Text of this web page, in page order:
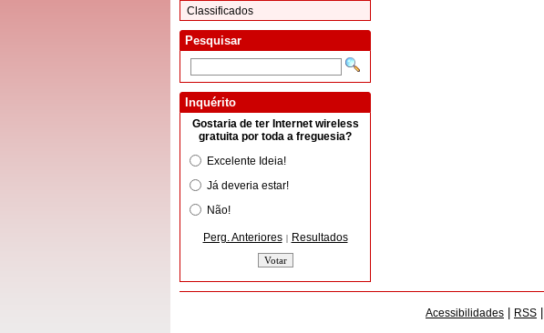
Classificados
Pesquisar
Inquérito
Gostaria de ter Internet wireless
gratuita por toda a freguesia?
Excelente Ideia!
Já deveria estar!
Não!
Perg. Anteriores | Resultados
Acessibilidades RSS